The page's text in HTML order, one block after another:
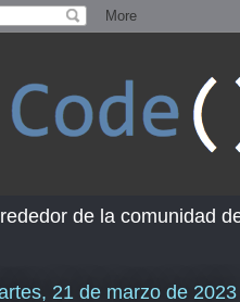
de la comunidad
21 de marzo de 2023